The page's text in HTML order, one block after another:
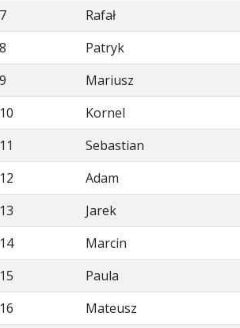
7
Rafał
8
Patryk
9
Mariusz
10
Kornel
11
Sebastian
12
Adam
13
Jarek
14
Marcin
15
Paula
16
Mateusz